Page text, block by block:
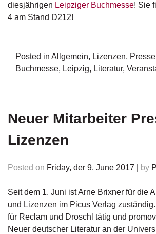
diesjährigen Leipziger Buchmesse! Sie
4 am Stand D212!
Posted in Allgemein, Lizenzen, Presse
Buchmesse, Leipzig, Literatur,
Neuer Mitarbeiter
Lizenzen
Posted on Friday, der 9. June 2017 by
Seit dem 1. Juni ist Arne Brixner für die
und Lizenzen im Picus Verlag
für Reclam und Droschl tätig und
Neuer deutscher Literatur an der